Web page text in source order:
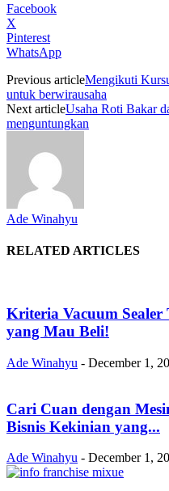
Facebook
X
Pinterest
WhatsApp
Previous articleMengikuti
untuk berwirausaha
Next articleUsaha Roti Bakar
menguntungkan
Ade Winahyu
RELATED ARTICLES
Kriteria Vacuum
yang Mau Beli!
Ade Winahyu - December 1,
Cari Cuan dengan
Bisnis Kekinian yang...
Ade Winahyu - December 1,